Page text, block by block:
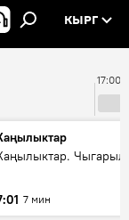
КЫРГ
17:00
7 мин